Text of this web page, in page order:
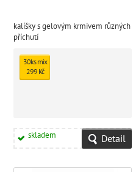
kalíšky s gelovým krmivem různých
příchutí
30ks mix
299 Kč
skladem Detail